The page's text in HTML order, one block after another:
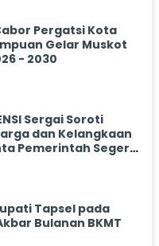
Pergatsi Kota
Gelar Muskot
- 2030
Sergai Soroti
dan Kelangkaan
Pemerintah Segera
Tapsel pada
Bulanan BKMT